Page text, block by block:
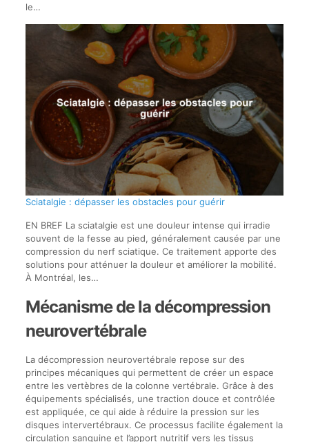
le…
Sciatalgie : dépasser les obstacles pour guérir
EN BREF La sciatalgie est une douleur intense qui irradie
souvent de la fesse au pied, généralement causée par une
compression du nerf sciatique. Ce traitement apporte des
solutions pour atténuer la douleur et améliorer la mobilité.
À Montréal, les…
Mécanisme de la décompression
neurovertébrale
La décompression neurovertébrale repose sur des
principes mécaniques qui permettent de créer un espace
entre les vertèbres de la colonne vertébrale. Grâce à des
équipements spécialisés, une traction douce et contrôlée
est appliquée, ce qui aide à réduire la pression sur les
disques intervertébraux. Ce processus facilite également la
circulation sanguine et l’apport nutritif vers les tissus